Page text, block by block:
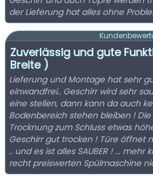
der Lieferung hat alles ohne
Zuverlässig und gute
Breite )
Lieferung und Montage hat sehr
einwandfrei.. Geschirr wird sehr
eine stellen, dann kann da auch
Bodenbereich stehen bleiben !
Trocknung zum Schluss etwas
Geschirr gut trocken ! Türe öffnet
.. und es ist alles SAUBER ! ...
recht preiswerten Spülmaschine